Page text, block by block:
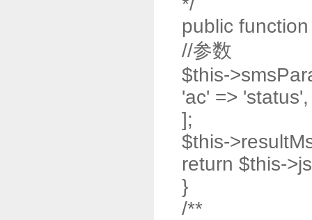
public
//参数
$this-
'ac' => 'status',
];
$this-
return $this-
}
/**